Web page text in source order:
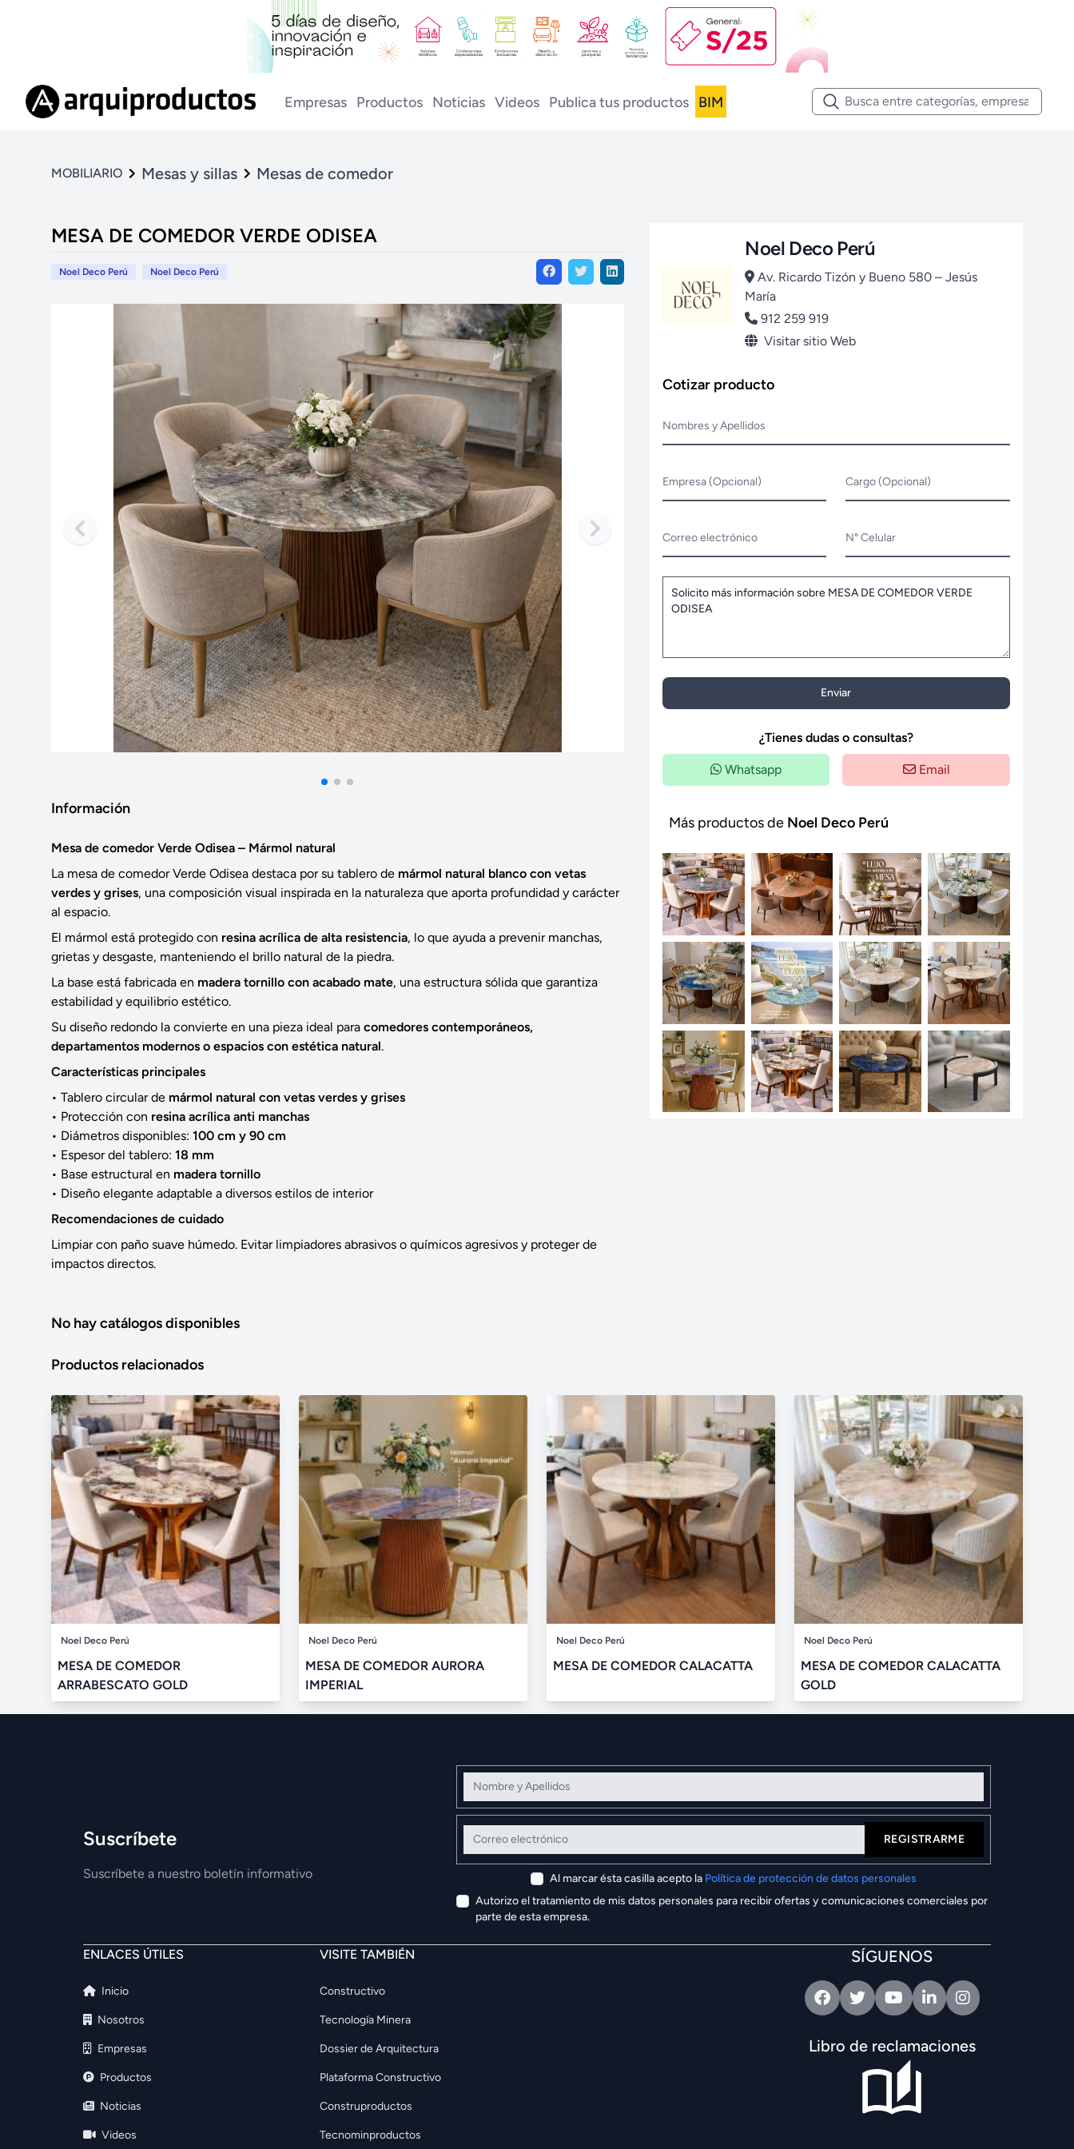
Empresas Productos Noticias Videos Publica tus productos BIM
MOBILIARIO Mesas y sillas Mesas de comedor
MESA DE COMEDOR VERDE ODISEA
Noel Deco Perú Noel Deco Perú
Información
Mesa de comedor Verde Odisea – Mármol natural
La mesa de comedor Verde Odisea destaca por su tablero de mármol natural blanco con vetas
verdes y grises, una composición visual inspirada en la naturaleza que aporta profundidad y carácter
al espacio.
El mármol está protegido con resina acrílica de alta resistencia, lo que ayuda a prevenir manchas,
grietas y desgaste, manteniendo el brillo natural de la piedra.
La base está fabricada en madera tornillo con acabado mate, una estructura sólida que garantiza
estabilidad y equilibrio estético.
Su diseño redondo la convierte en una pieza ideal para comedores contemporáneos,
departamentos modernos o espacios con estética natural.
Características principales
• Tablero circular de mármol natural con vetas verdes y grises
• Protección con resina acrílica anti manchas
• Diámetros disponibles: 100 cm y 90 cm
• Espesor del tablero: 18 mm
• Base estructural en madera tornillo
• Diseño elegante adaptable a diversos estilos de interior
Recomendaciones de cuidado
Limpiar con paño suave húmedo. Evitar limpiadores abrasivos o químicos agresivos y proteger de
impactos directos.
No hay catálogos disponibles
Noel Deco Perú
Av. Ricardo Tizón y Bueno 580 – Jesús
María
912 259 919
Visitar sitio Web
Cotizar producto
Nombres y Apellidos
Empresa (Opcional) Cargo (Opcional)
Correo electrónico N° Celular
Enviar
¿Tienes dudas o consultas?
Whatsapp Email
Más productos de Noel Deco Perú
Productos relacionados
Noel Deco Perú
MESA DE COMEDOR
ARRABESCATO GOLD
Noel Deco Perú
MESA DE COMEDOR AURORA
IMPERIAL
Noel Deco Perú
MESA DE COMEDOR CALACATTA
Noel Deco Perú
MESA DE COMEDOR CALACATTA
GOLD
Suscríbete
Suscríbete a nuestro boletín informativo
Nombre y Apellidos
Correo electrónico
REGISTRARME
Al marcar ésta casilla acepto la Política de protección de datos personales
Autorizo el tratamiento de mis datos personales para recibir ofertas y comunicaciones comerciales por
parte de esta empresa.
ENLACES ÚTILES
Inicio
Nosotros
Empresas
Productos
Noticias
Videos
VISITE TAMBIÉN
Constructivo
Tecnología Minera
Dossier de Arquitectura
Plataforma Constructivo
Construproductos
Tecnominproductos
SÍGUENOS
FacebookTwitterYoutubeLinkedinIntagram
Libro de reclamaciones